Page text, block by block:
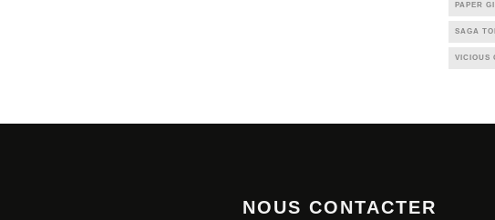
PAPER
SAGA
VICIOUS
NOUS CONTACTER